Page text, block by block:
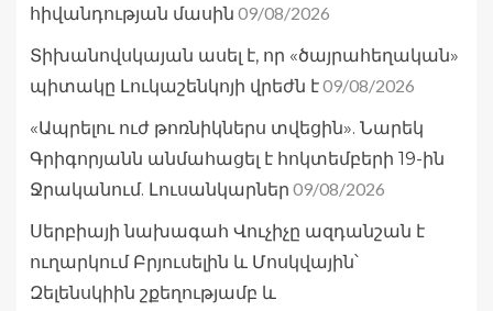
հիվանդության մասին 09/08/2026
Տիխանովսկայան ասել է, որ «ծայրահեղական»
պիտակը Լուկաշենկոյի վրեժն է09/08/2026
«Ապրելու ուժ թոռնիկներս տվեցին». Նարեկ
Գրիգորյանն անմահացել է հոկտեմբերի 19-ին
Ջրականում. Լուսանկարներ 09/08/2026
Սերբիայի նախագահ Վուչիչը ազդանշան է
ուղարկում Բրյուսելին և Մոսկվային՝
Զելենսկիին շքեղությամբ և